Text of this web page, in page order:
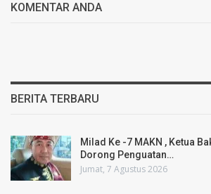
KOMENTAR ANDA
BERITA TERBARU
Milad Ke -7 MAKN , Ketua
Dorong Penguatan…
Jumat, 7 Agustus 2026